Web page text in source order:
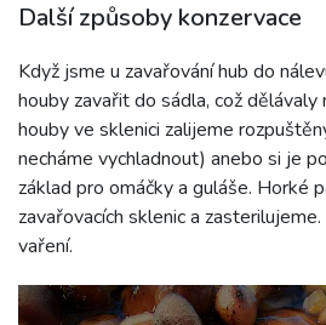
Další způsoby konzervace
Když jsme u zavařování hub do
houby zavařit do sádla, což
houby ve sklenici zalijeme
necháme vychladnout) anebo si je
základ pro omáčky a guláše. Horké
zavařovacích sklenic a
vaření.